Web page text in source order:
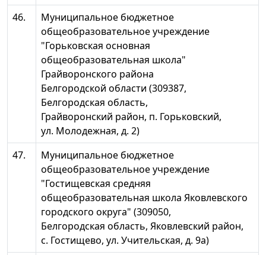
46.
Муниципальное бюджетное
общеобразовательное учреждение
"Горьковская основная
общеобразовательная школа"
Грайворонского района
Белгородской области (309387,
Белгородская область,
Грайворонский район, п. Горьковский,
ул. Молодежная, д. 2)
47.
Муниципальное бюджетное
общеобразовательное учреждение
"Гостищевская средняя
общеобразовательная школа Яковлевского
городского округа" (309050,
Белгородская область, Яковлевский район,
с. Гостищево, ул. Учительская, д. 9а)